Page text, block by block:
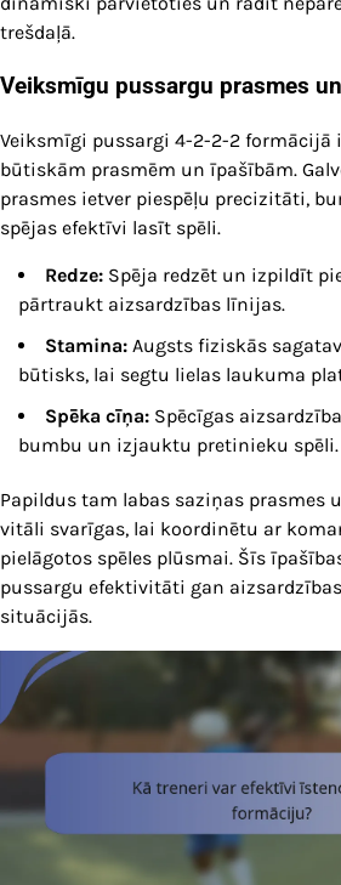
trešdaļā.
Veiksmīgu pussargu prasmes
Veiksmīgi pussargi 4-2-2-2 formācijā
būtiskām prasmēm un īpašībām.
prasmes ietver piespēļu precizitāti,
spējas efektīvi lasīt spēli.
Redze: Spēja redzēt un izpildīt
pārtraukt aizsardzības līnijas.
Stamina: Augsts fiziskās
būtisks, lai segtu lielas laukuma
Spēka cīņa: Spēcīgas
bumbu un izjauktu pretinieku spēli.
Papildus tam labas saziņas prasmes
vitāli svarīgas, lai koordinētu ar
pielāgotos spēles plūsmai. Šīs
pussargu efektivitāti gan
situācijās.